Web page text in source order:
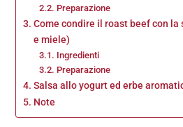
Preparazione
Come condire il roast beef con
e miele)
Ingredienti
Preparazione
Salsa allo yogurt ed erbe
Note